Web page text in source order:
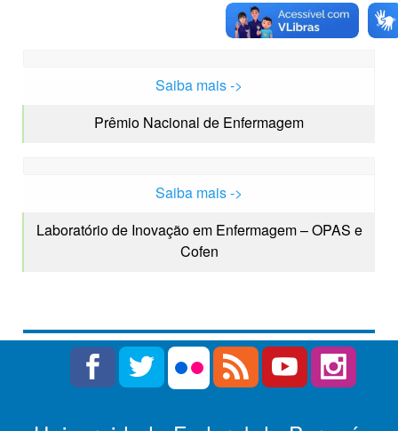
Saiba mais ->
Prêmio Nacional de Enfermagem
Saiba mais ->
Laboratório de Inovação em Enfermagem – OPAS e
Cofen